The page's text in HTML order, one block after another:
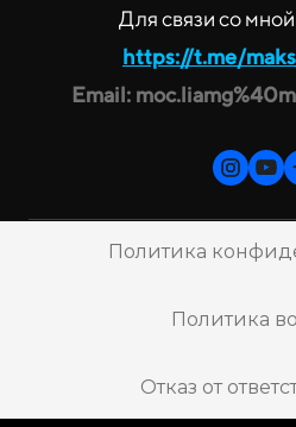
Для связи со
https://t.me/
Email:
Политика
Политика
Отказ от